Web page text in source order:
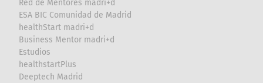
Red de Mentores madri+d
ESA BIC Comunidad de Madrid
healthStart madri+d
Business Mentor madri+d
Estudios
healthstartPlus
Deeptech Madrid